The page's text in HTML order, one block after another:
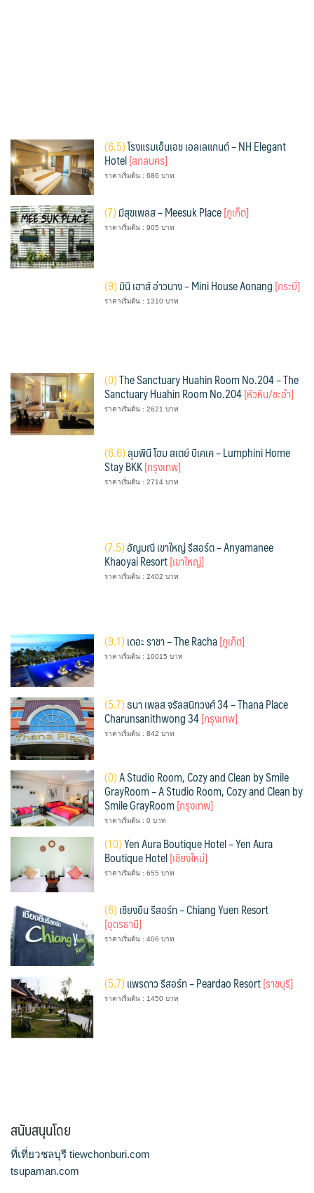
(6.5)โรงแรมเอ็นเอช เอลเลแกนต์ – NH Elegant
Hotel[สกลนคร]
ราคาเริ่มต้น : 686 บาท
(7)มีสุขเพลส – Meesuk Place[ภูเก็ต]
ราคาเริ่มต้น : 905 บาท
(9)มินิ เฮาส์ อ่าวนาง – Mini House Aonang[กระบี่]
ราคาเริ่มต้น : 1310 บาท
(0)The Sanctuary Huahin Room No.204 – The
Sanctuary Huahin Room No.204[หัวหิน/ชะอำ]
ราคาเริ่มต้น : 2621 บาท
(6.6)ลุมพินี โฮม สเตย์ บีเคเค – Lumphini Home
Stay BKK[กรุงเทพ]
ราคาเริ่มต้น : 2714 บาท
(7.5)อัญมณี เขาใหญ่ รีสอร์ต – Anyamanee
Khaoyai Resort[เขาใหญ่]
ราคาเริ่มต้น : 2402 บาท
(9.1)เดอะ ราชา – The Racha[ภูเก็ต]
ราคาเริ่มต้น : 10015 บาท
(5.7)ธนา เพลส จรัลสนิทวงศ์ 34 – Thana Place
Charunsanithwong 34[กรุงเทพ]
ราคาเริ่มต้น : 842 บาท
(0)A Studio Room, Cozy and Clean by Smile
GrayRoom – A Studio Room, Cozy and Clean by
Smile GrayRoom[กรุงเทพ]
ราคาเริ่มต้น : 0 บาท
(10)Yen Aura Boutique Hotel – Yen Aura
Boutique Hotel[เชียงใหม่]
ราคาเริ่มต้น : 655 บาท
(6)เชียงยืน รีสอร์ท – Chiang Yuen Resort
[อุดรธานี]
ราคาเริ่มต้น : 406 บาท
(5.7)แพรดาว รีสอร์ท – Peardao Resort[ราชบุรี]
ราคาเริ่มต้น : 1450 บาท
สนับสนุนโดย
ที่เที่ยวชลบุรี tiewchonburi.com
tsupaman.com